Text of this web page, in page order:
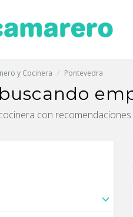
y Cocinera Pontevedra
con recomendaciones